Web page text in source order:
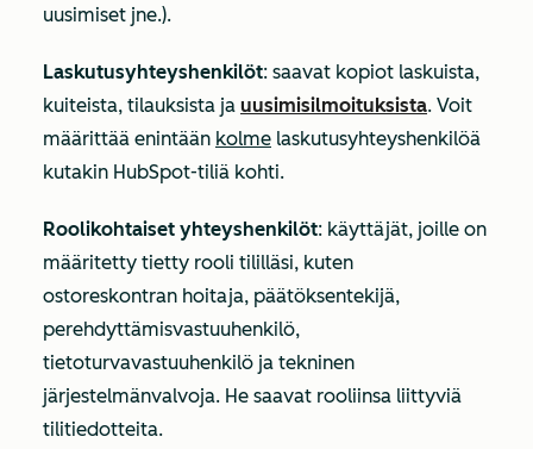
uusimiset jne.).
Laskutusyhteyshenkilöt: saavat kopiot laskuista,
kuiteista, tilauksista ja uusimisilmoituksista. Voit
määrittää enintään kolme laskutusyhteyshenkilöä
kutakin HubSpot-tiliä kohti.
Roolikohtaiset yhteyshenkilöt: käyttäjät, joille on
määritetty tietty rooli tililläsi, kuten
ostoreskontran hoitaja, päätöksentekijä,
perehdyttämisvastuuhenkilö,
tietoturvavastuuhenkilö ja tekninen
järjestelmänvalvoja. He saavat rooliinsa liittyviä
tilitiedotteita.